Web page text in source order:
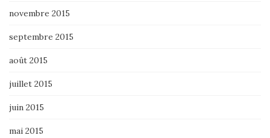
novembre 2015
septembre 2015
août 2015
juillet 2015
juin 2015
mai 2015